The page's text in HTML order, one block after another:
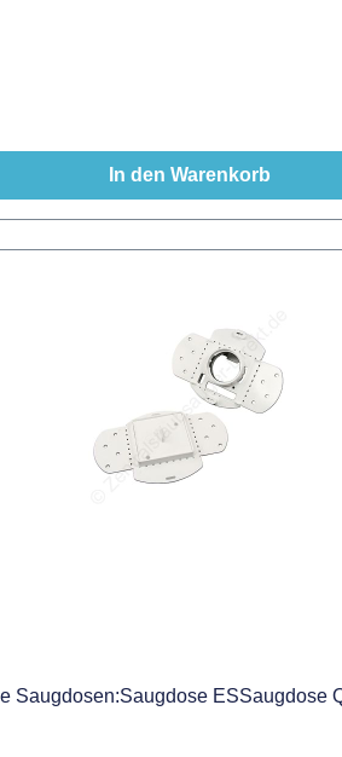
In den Warenkorb
Saugdosen:Saugdose ESSaugdose